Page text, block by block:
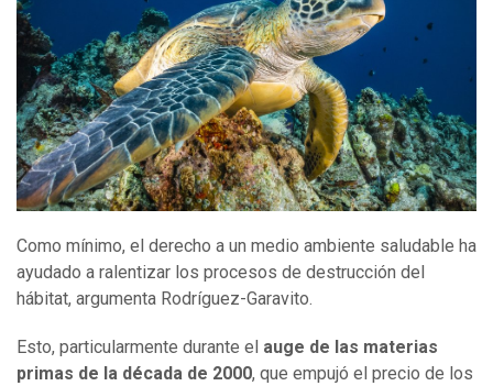
Como mínimo, el derecho a un medio ambiente saludable ha
ayudado a ralentizar los procesos de destrucción del
hábitat, argumenta Rodríguez-Garavito.
Esto, particularmente durante el auge de las materias
primas de la década de 2000, que empujó el precio de los